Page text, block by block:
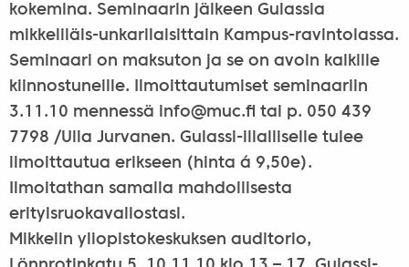
kokemina. Seminaarin jälkeen Gulassia
mikkeliläis-unkarilaisittain Kampus-ravintolassa.
Seminaari on maksuton ja se on avoin kaikille
kiinnostuneille. Ilmoittautumiset seminaariin
3.11.10 mennessä info@muc.fi tai p. 050 439
7798 /Ulla Jurvanen. Gulassi-illalliselle tulee
ilmoittautua erikseen (hinta á 9,50e).
Ilmoitathan samalla mahdollisesta
erityisruokavaliostasi.
Mikkelin yliopistokeskuksen auditorio,